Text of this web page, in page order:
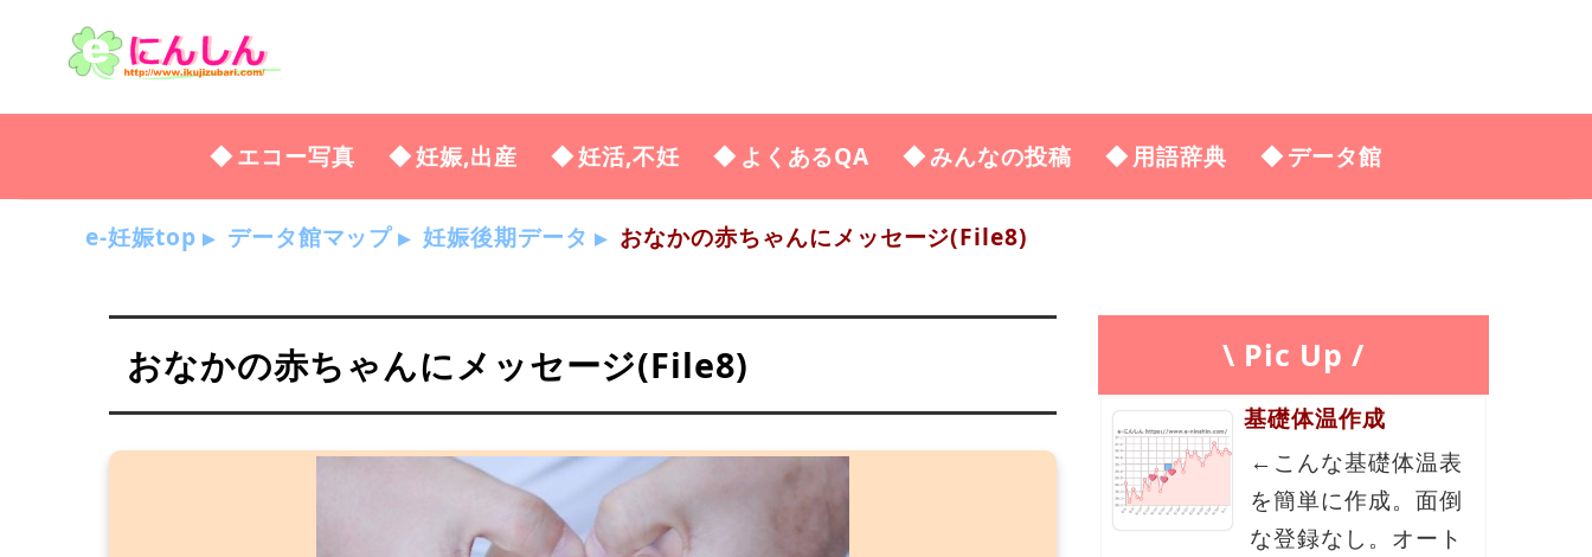
エコー写真 妊娠,出産 妊活,不妊 よくあるQA みんなの投稿 用語辞典 データ館
e-妊娠top データ館マップ 妊娠後期データ おなかの赤ちゃんにメッセージ(File8)
おなかの赤ちゃんにメッセージ(File8) \ Pic Up /
基礎体温作成
←こんな基礎体温表
を簡単に作成。面倒
な登録なし。オート